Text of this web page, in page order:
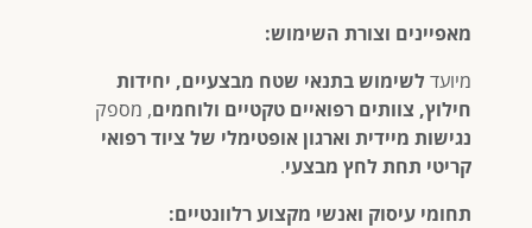
מאפיינים וצורת השימוש:
מיועד לשימוש בתנאי שטח מבצעיים, יחידות
חילוץ, צוותים רפואיים טקטיים ולוחמים, מספק
נגישות מיידית וארגון אופטימלי של ציוד רפואי
קריטי תחת לחץ מבצעי.
תחומי עיסוק ואנשי מקצוע רלוונטיים: